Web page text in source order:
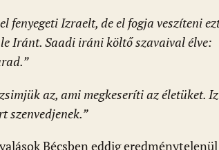
fenyegeti Izraelt, de el fogja veszíteni
Iránt. Saadi iráni költő szavaival élve:
az, ami megkeseríti az életüket.
szenvedjenek.”
Bécsben eddig eredménytelenül